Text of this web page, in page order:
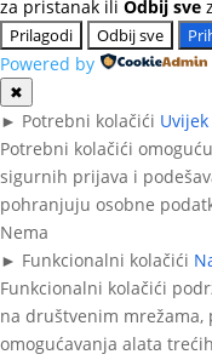
za pristanak ili Odbij sve
Prilagodi Odbij sve
Powered by
✖
► Potrebni kolačići
Potrebni kolačići
sigurnih prijava i
pohranjuju osobne
Nema
► Funkcionalni kolačići
Funkcionalni kolačići
na društvenim
omogućavanja alata